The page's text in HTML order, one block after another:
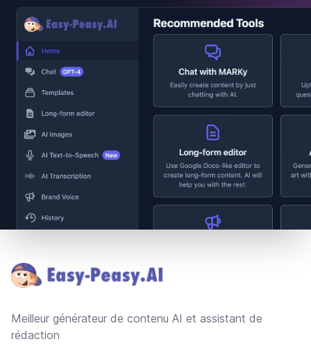
Meilleur générateur de contenu AI et assistant de
rédaction